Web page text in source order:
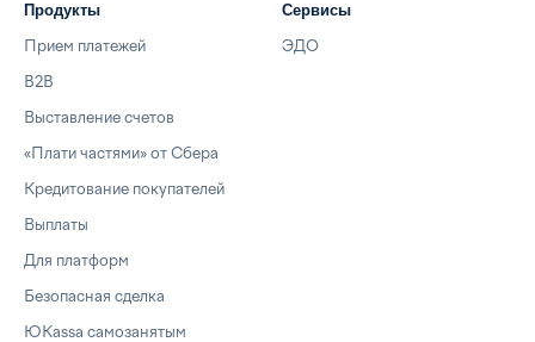
Продукты
Прием платежей
B2B
Выставление счетов
«Плати частями» от Сбера
Кредитование покупателей
Выплаты
Для платформ
Безопасная сделка
ЮKassa самозанятым
Сервисы
ЭДО